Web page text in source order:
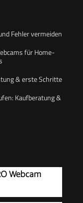
Fehler vermeiden
für Home-
& erste Schritte
Kaufberatung &
Webcam